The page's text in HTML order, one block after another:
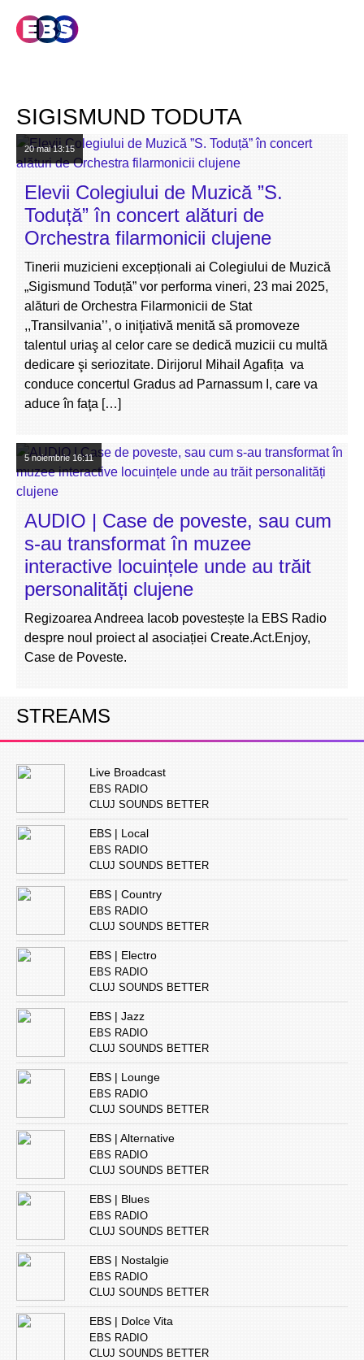
SIGISMUND TODUTA
20 mai13:15
Elevii Colegiului de Muzică ”S.
Toduță” în concert alături de
Orchestra filarmonicii clujene
Tinerii muzicieni excepționali ai Colegiului de Muzică
„Sigismund Toduță” vor performa vineri, 23 mai 2025,
alături de Orchestra Filarmonicii de Stat
,,Transilvania’’, o iniţiativă menită să promoveze
talentul uriaş al celor care se dedică muzicii cu multă
dedicare şi seriozitate. Dirijorul Mihail Agafița va
conduce concertul Gradus ad Parnassum I, care va
aduce în faţa […]
5 noiembrie 16:11
AUDIO | Case de poveste, sau cum
s-au transformat în muzee
interactive locuințele unde au trăit
personalități clujene
Regizoarea Andreea Iacob povestește la EBS Radio
despre noul proiect al asociației Create.Act.Enjoy,
Case de Poveste.
STREAMS
Live Broadcast
EBS RADIO
CLUJ SOUNDS BETTER
EBS | Local
EBS RADIO
CLUJ SOUNDS BETTER
EBS | Country
EBS RADIO
CLUJ SOUNDS BETTER
EBS | Electro
EBS RADIO
CLUJ SOUNDS BETTER
EBS | Jazz
EBS RADIO
CLUJ SOUNDS BETTER
EBS | Lounge
EBS RADIO
CLUJ SOUNDS BETTER
EBS | Alternative
EBS RADIO
CLUJ SOUNDS BETTER
EBS | Blues
EBS RADIO
CLUJ SOUNDS BETTER
EBS | Nostalgie
EBS RADIO
CLUJ SOUNDS BETTER
EBS | Dolce Vita
EBS RADIO
CLUJ SOUNDS BETTER